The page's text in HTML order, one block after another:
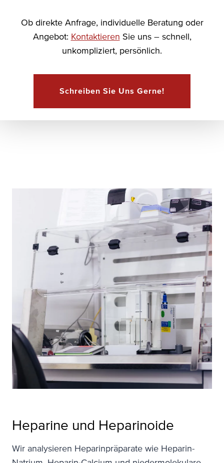
Ob direkte Anfrage, individuelle Beratung oder
Angebot: Kontaktieren Sie uns – schnell,
unkompliziert, persönlich.
Schreiben Sie Uns Gerne!
Heparine und Heparinoide
Wir analysieren Heparinpräparate wie Heparin-